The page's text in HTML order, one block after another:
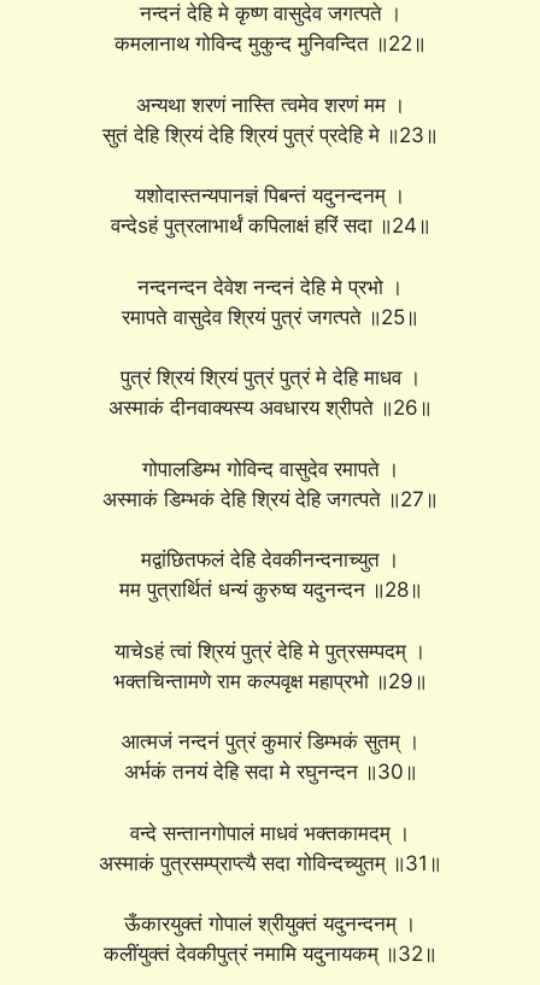
नन्दनं देहि मे कृष्ण वासुदेव जगत्पते ।
कमलानाथ गोविन्द मुकुन्द मुनिवन्दित ॥22॥
अन्यथा शरणं नास्ति त्वमेव शरणं मम ।
सुतं देहि श्रियं देहि श्रियं पुत्रं प्रदेहि मे ॥23॥
यशोदास्तन्यपानज्ञं पिबन्तं यदुनन्दनम् ।
वन्देsहं पुत्रलाभार्थं कपिलाक्षं हरिं सदा ॥24॥
नन्दनन्दन देवेश नन्दनं देहि मे प्रभो ।
रमापते वासुदेव श्रियं पुत्रं जगत्पते ॥25॥
पुत्रं श्रियं श्रियं पुत्रं पुत्रं मे देहि माधव ।
अस्माकं दीनवाक्यस्य अवधारय श्रीपते ॥26॥
गोपालडिम्भ गोविन्द वासुदेव रमापते ।
अस्माकं डिम्भकं देहि श्रियं देहि जगत्पते ॥27॥
मद्वांछितफलं देहि देवकीनन्दनाच्युत ।
मम पुत्रार्थितं धन्यं कुरुष्व यदुनन्दन ॥28॥
याचेsहं त्वां श्रियं पुत्रं देहि मे पुत्रसम्पदम् ।
भक्तचिन्तामणे राम कल्पवृक्ष महाप्रभो ॥29॥
आत्मजं नन्दनं पुत्रं कुमारं डिम्भकं सुतम् ।
अर्भकं तनयं देहि सदा मे रघुनन्दन ॥30॥
वन्दे सन्तानगोपालं माधवं भक्तकामदम् ।
अस्माकं पुत्रसम्प्राप्त्यै सदा गोविन्दच्युतम् ॥31॥
ऊँकारयुक्तं गोपालं श्रीयुक्तं यदुनन्दनम् ।
कलींयुक्तं देवकीपुत्रं नमामि यदुनायकम् ॥32॥